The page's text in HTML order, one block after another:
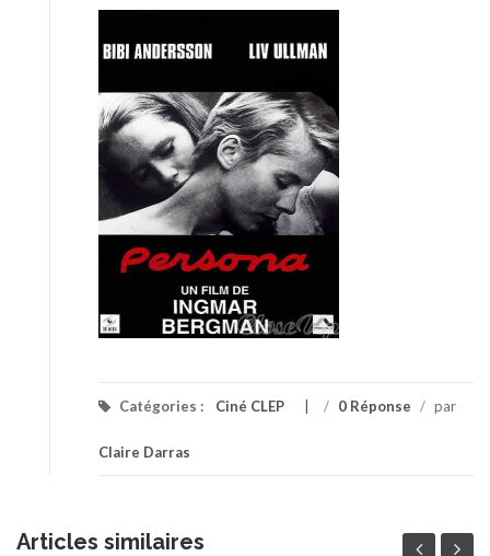
Catégories : Ciné CLEP / 0 Réponse / par
Claire Darras
Articles similaires